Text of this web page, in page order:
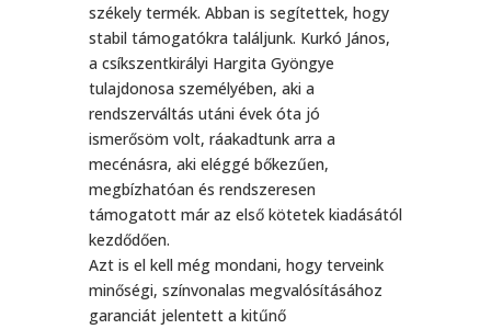
székely termék. Abban is segítettek, hogy
stabil támogatókra találjunk. Kurkó János,
a csíkszentkirályi Hargita Gyöngye
tulajdonosa személyében, aki a
rendszerváltás utáni évek óta jó
ismerősöm volt, ráakadtunk arra a
mecénásra, aki eléggé bőkezűen,
megbízhatóan és rendszeresen
támogatott már az első kötetek kiadásától
kezdődően.
Azt is el kell még mondani, hogy terveink
minőségi, színvonalas megvalósításához
garanciát jelentett a kitűnő